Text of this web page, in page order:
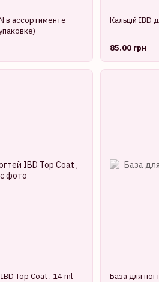
в ассортименте
Кальцій IBD
85.00 грн
Top Coat , 14 ml База для